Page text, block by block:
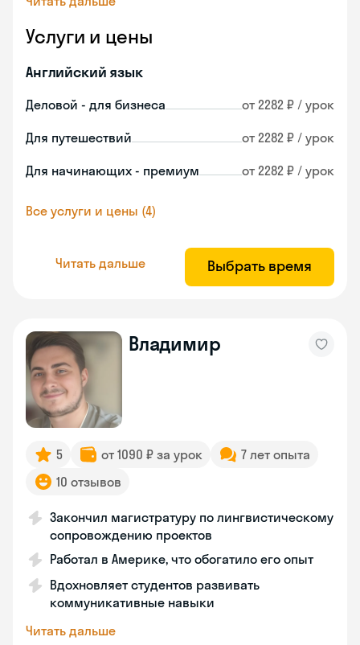
Услуги и цены
Английский язык
Деловой - для бизнеса от 2282 ₽ / урок
Для путешествий от 2282 ₽ / урок
Для начинающих - премиум от 2282 ₽ / урок
Все услуги и цены (4)
Читать дальше Выбрать время
Владимир
5 от 1090 ₽ за урок
7 лет опыта
10 отзывов
Закончил магистратуру по лингвистическому
сопровождению проектов
Работал в Америке, что обогатило его опыт
Вдохновляет студентов развивать
коммуникативные навыки
Читать дальше